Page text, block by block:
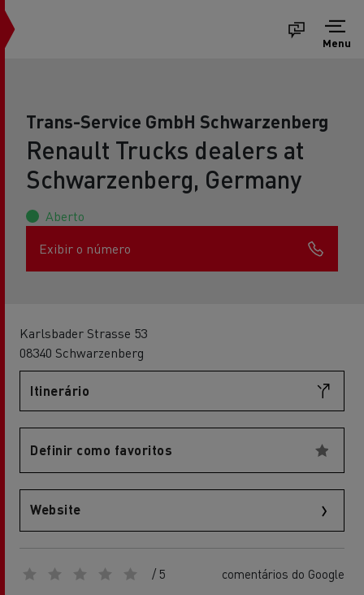
Menu
Trans-Service GmbH Schwarzenberg
Renault Trucks dealers at
Schwarzenberg, Germany
Aberto
Exibir o número
Karlsbader Strasse 53
08340 Schwarzenberg
Itinerário
Definir como favoritos
Website
/ 5 comentários do Google